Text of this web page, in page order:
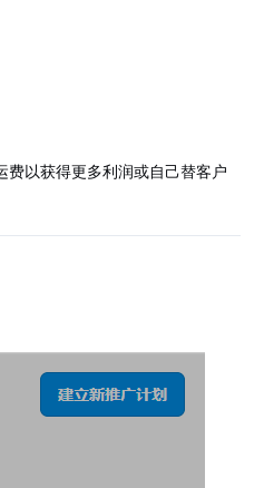
费以获得更多利润或自己替客户